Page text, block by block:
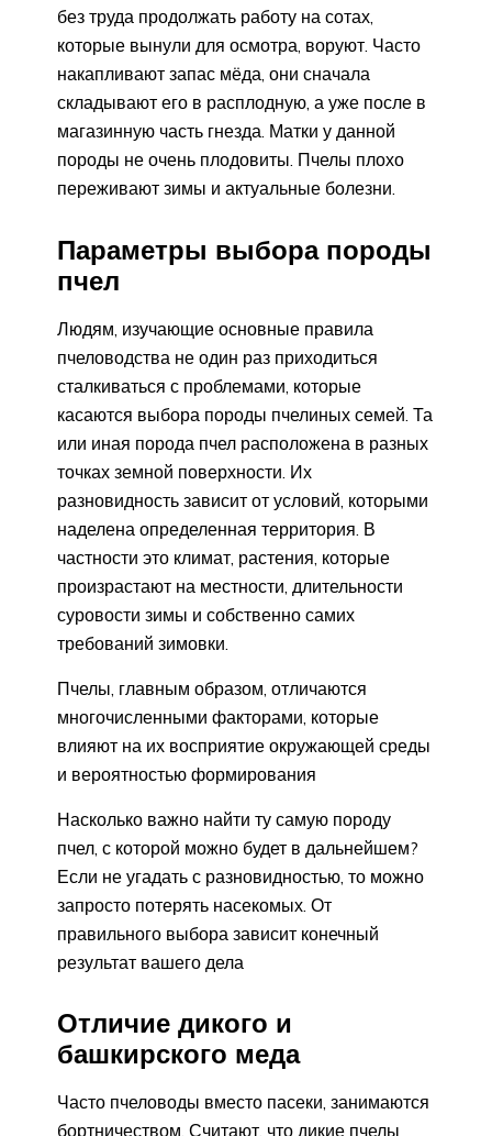
без труда продолжать работу на сотах,
которые вынули для осмотра, воруют. Часто
накапливают запас мёда, они сначала
складывают его в расплодную, а уже после в
магазинную часть гнезда. Матки у данной
породы не очень плодовиты. Пчелы плохо
переживают зимы и актуальные болезни.
Параметры выбора породы
пчел
Людям, изучающие основные правила
пчеловодства не один раз приходиться
сталкиваться с проблемами, которые
касаются выбора породы пчелиных семей. Та
или иная порода пчел расположена в разных
точках земной поверхности. Их
разновидность зависит от условий, которыми
наделена определенная территория. В
частности это климат, растения, которые
произрастают на местности, длительности
суровости зимы и собственно самих
требований зимовки.
Пчелы, главным образом, отличаются
многочисленными факторами, которые
влияют на их восприятие окружающей среды
и вероятностью формирования
Насколько важно найти ту самую породу
пчел, с которой можно будет в дальнейшем?
Если не угадать с разновидностью, то можно
запросто потерять насекомых. От
правильного выбора зависит конечный
результат вашего дела
Отличие дикого и
башкирского меда
Часто пчеловоды вместо пасеки, занимаются
бортничеством. Считают, что дикие пчелы